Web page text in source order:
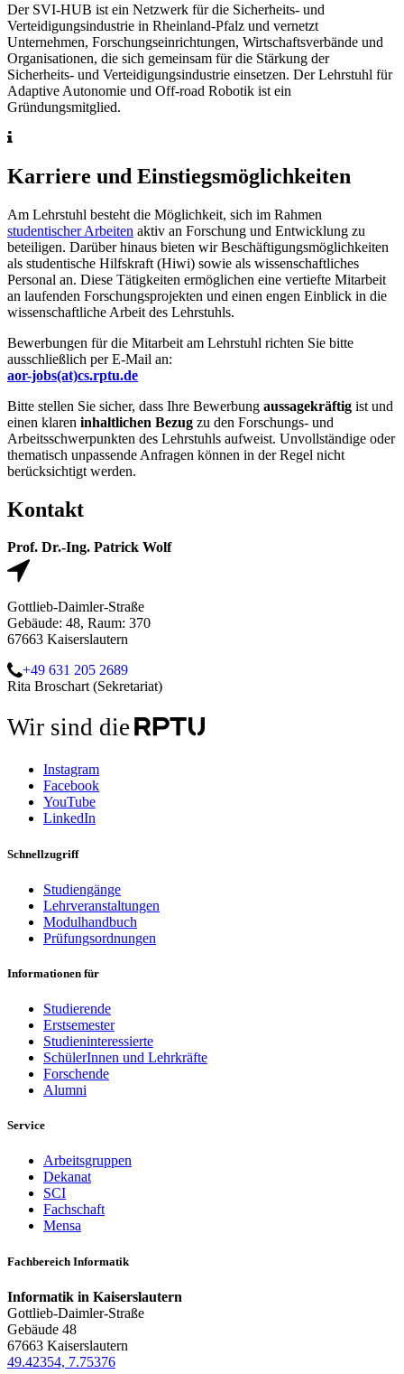
Der SVI-HUB ist ein Netzwerk für die Sicherheits- und
Verteidigungsindustrie in Rheinland-Pfalz und vernetzt
Unternehmen, Forschungseinrichtungen, Wirtschaftsverbände und
Organisationen, die sich gemeinsam für die Stärkung der
Sicherheits- und Verteidigungsindustrie einsetzen. Der Lehrstuhl für
Adaptive Autonomie und Off-road Robotik ist ein
Gründungsmitglied.
Karriere und Einstiegsmöglichkeiten
Am Lehrstuhl besteht die Möglichkeit, sich im Rahmen
studentischer Arbeiten aktiv an Forschung und Entwicklung zu
beteiligen. Darüber hinaus bieten wir Beschäftigungsmöglichkeiten
als studentische Hilfskraft (Hiwi) sowie als wissenschaftliches
Personal an. Diese Tätigkeiten ermöglichen eine vertiefte Mitarbeit
an laufenden Forschungsprojekten und einen engen Einblick in die
wissenschaftliche Arbeit des Lehrstuhls.
Bewerbungen für die Mitarbeit am Lehrstuhl richten Sie bitte
ausschließlich per E-Mail an:
aor-jobs(at)cs.rptu.de
Bitte stellen Sie sicher, dass Ihre Bewerbung aussagekräftig ist und
einen klaren inhaltlichen Bezug zu den Forschungs- und
Arbeitsschwerpunkten des Lehrstuhls aufweist. Unvollständige oder
thematisch unpassende Anfragen können in der Regel nicht
berücksichtigt werden.
Kontakt
Prof. Dr.-Ing. Patrick Wolf
Gottlieb-Daimler-Straße
Gebäude: 48, Raum: 370
67663 Kaiserslautern
+49 631 205 2689
Rita Broschart (Sekretariat)
Wir sind die
Instagram
Facebook
YouTube
LinkedIn
Schnellzugriff
Studiengänge
Lehrveranstaltungen
Modulhandbuch
Prüfungsordnungen
Informationen für
Studierende
Erstsemester
Studieninteressierte
SchülerInnen und Lehrkräfte
Forschende
Alumni
Service
Arbeitsgruppen
Dekanat
SCI
Fachschaft
Mensa
Fachbereich Informatik
Informatik in Kaiserslautern
Gottlieb-Daimler-Straße
Gebäude 48
67663 Kaiserslautern
49.42354, 7.75376